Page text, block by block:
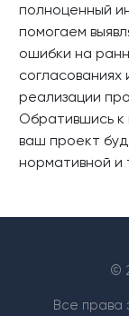
полноценный
помогаем
ошибки на
согласованиях
реализации
Обратившись к
ваш проект
нормативной и
©
Все права